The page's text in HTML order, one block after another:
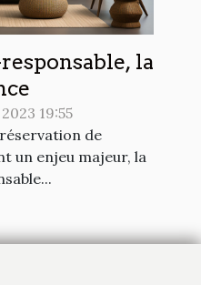
la
19:55
de
un enjeu majeur, la